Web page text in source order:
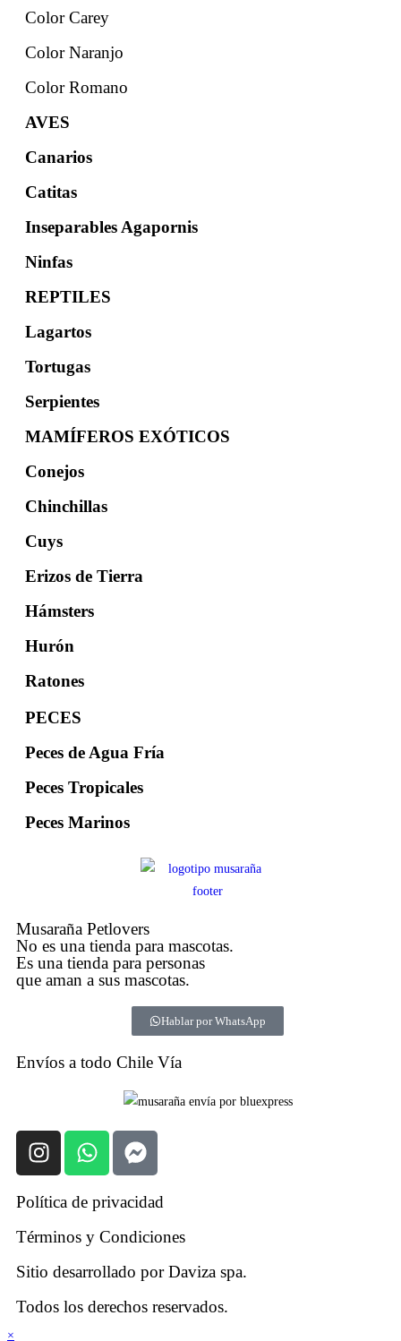
Color Carey
Color Naranjo
Color Romano
AVES
Canarios
Catitas
Inseparables Agapornis
Ninfas
REPTILES
Lagartos
Tortugas
Serpientes
MAMÍFEROS EXÓTICOS
Conejos
Chinchillas
Cuys
Erizos de Tierra
Hámsters
Hurón
Ratones
PECES
Peces de Agua Fría
Peces Tropicales
Peces Marinos
Musaraña Petlovers
No es una tienda para mascotas.
Es una tienda para personas
que aman a sus mascotas.
Hablar por WhatsApp
Envíos a todo Chile Vía
Política de privacidad
Términos y Condiciones
Sitio desarrollado por Daviza spa.
Todos los derechos reservados.
×